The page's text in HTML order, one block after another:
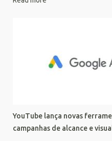
YouTube lança novas
campanhas de alcance e